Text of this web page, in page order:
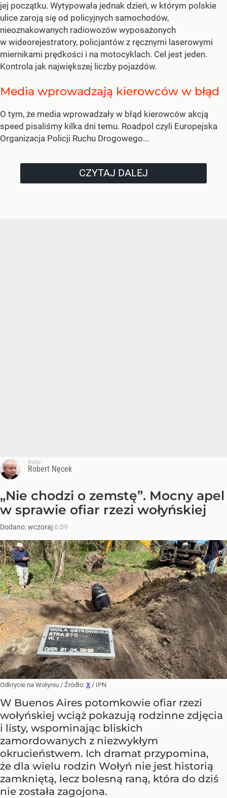
jej początku. Wytypowała jednak dzień, w którym polskie
ulice zaroją się od policyjnych samochodów,
nieoznakowanych radiowozów wyposażonych
w wideorejestratory, policjantów z ręcznymi laserowymi
miernikami prędkości i na motocyklach. Cel jest jeden.
Kontrola jak największej liczby pojazdów.
Media wprowadzają kierowców w błąd
O tym, że media wprowadzały w błąd kierowców akcją
speed pisaliśmy kilka dni temu. Roadpol czyli Europejska
Organizacja Policji Ruchu Drogowego...
CZYTAJ DALEJ
Autor:
Robert Nęcek
„Nie chodzi o zemstę”. Mocny apel
w sprawie ofiar rzezi wołyńskiej
Dodano:wczoraj 6:09
Odkrycie na Wołyniu / Źródło: X / IPN
W Buenos Aires potomkowie ofiar rzezi
wołyńskiej wciąż pokazują rodzinne zdjęcia
i listy, wspominając bliskich
zamordowanych z niezwykłym
okrucieństwem. Ich dramat przypomina,
że dla wielu rodzin Wołyń nie jest historią
zamkniętą, lecz bolesną raną, która do dziś
nie została zagojona.